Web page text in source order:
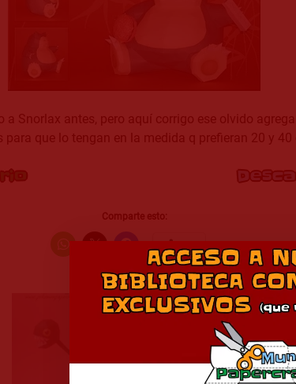
Snorlax antes, pero aquí corrigo ese olvido
para que lo tengan en la medida q prefieran 20 y 40
Comparte esto:
Más